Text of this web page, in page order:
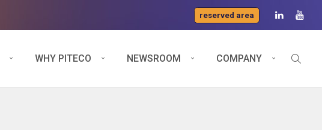
reserved area
WHY PITECO NEWSROOM COMPANY